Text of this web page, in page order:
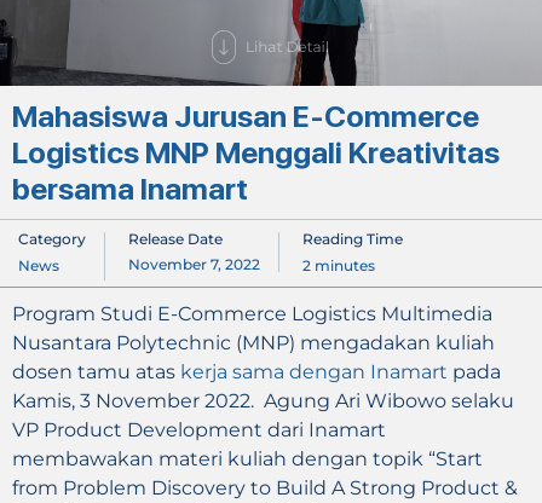
Mahasiswa Jurusan E-Commerce
Logistics MNP Menggali Kreativitas
bersama Inamart
Category
News
Release Date
November 7, 2022
Reading Time
2 minutes
Program Studi E-Commerce Logistics Multimedia
Nusantara Polytechnic (MNP) mengadakan kuliah
dosen tamu atas kerja sama dengan Inamart pada
Kamis, 3 November 2022. Agung Ari Wibowo selaku
VP Product Development dari Inamart
membawakan materi kuliah dengan topik “Start
from Problem Discovery to Build A Strong Product &